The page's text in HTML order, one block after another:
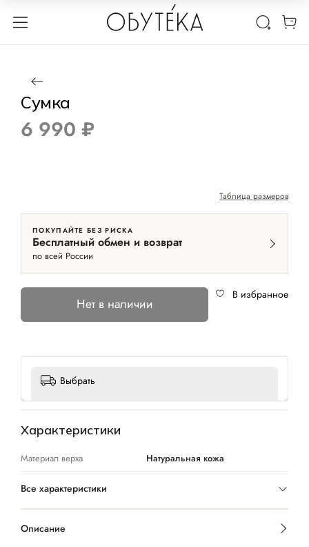
1 / 4
Сумка
6 990 ₽
Таблица размеров
ПОКУПАЙТЕ БЕЗ РИСКА
Бесплатный обмен и возврат
по всей России
Нет в наличии
В избранное
Выбрать
Характеристики
Материал верха Натуральная кожа
Все характеристики
Описание